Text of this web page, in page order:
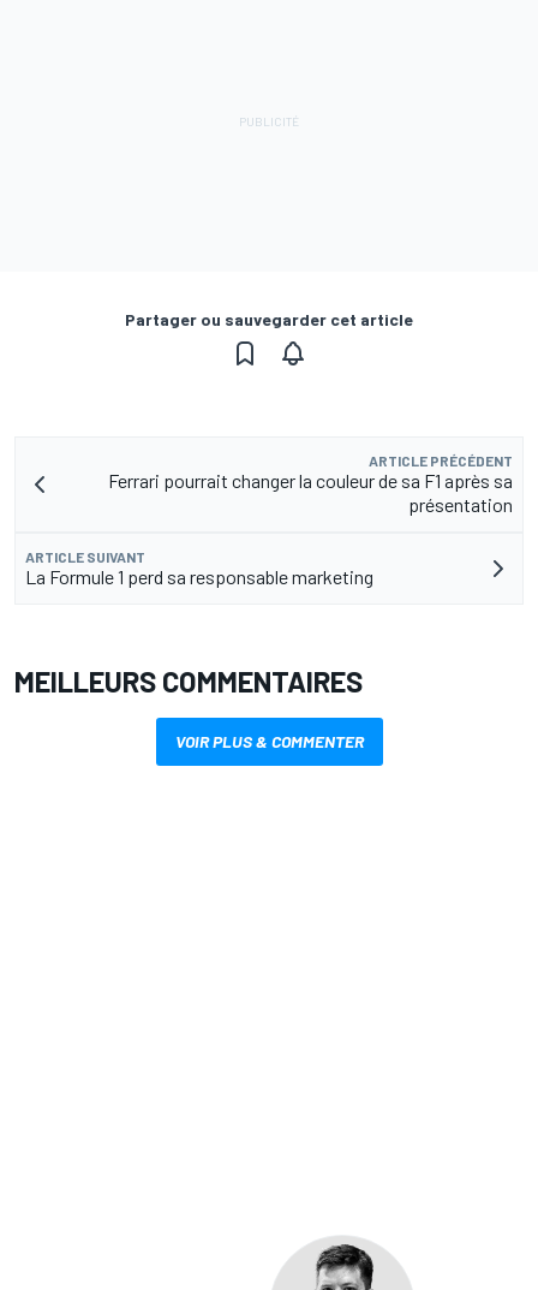
Partager ou sauvegarder cet article
ARTICLE PRÉCÉDENT
Ferrari pourrait changer la couleur de sa F1 après sa
présentation
ARTICLE SUIVANT
La Formule 1 perd sa responsable marketing
MEILLEURS COMMENTAIRES
VOIR PLUS & COMMENTER